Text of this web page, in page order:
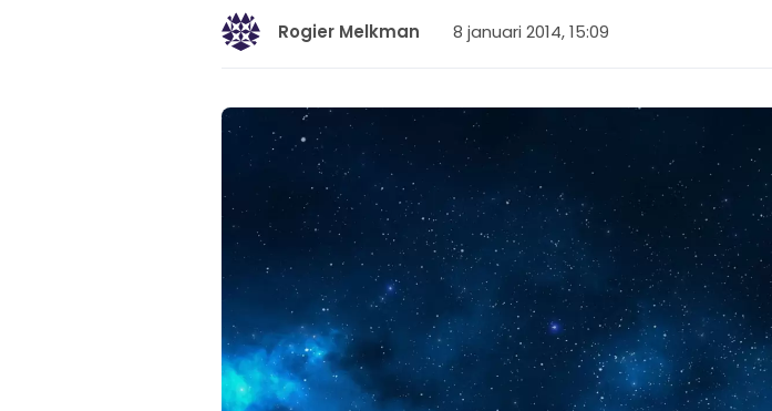
Rogier Melkman 8 januari 2014, 15:09